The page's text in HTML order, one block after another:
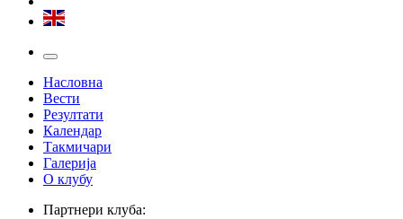
Насловна
Вести
Резултати
Календар
Такмичари
Галерија
О клубу
Партнери клуба: